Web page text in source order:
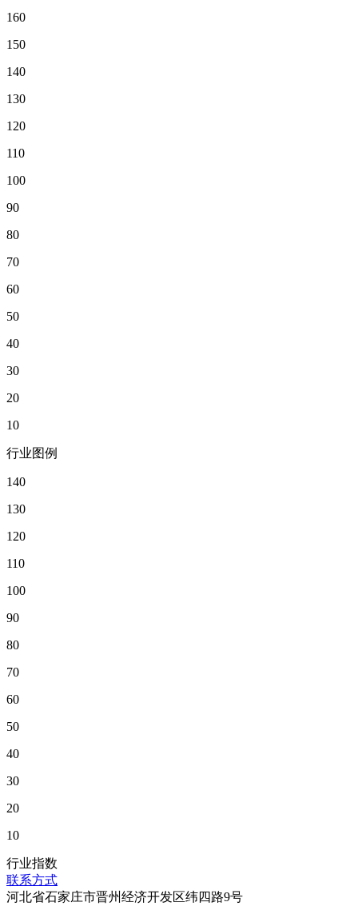
160
150
140
130
120
110
100
90
80
70
60
50
40
30
20
10
行业图例
140
130
120
110
100
90
80
70
60
50
40
30
20
10
行业指数
联系方式
河北省石家庄市晋州经济开发区纬四路9号